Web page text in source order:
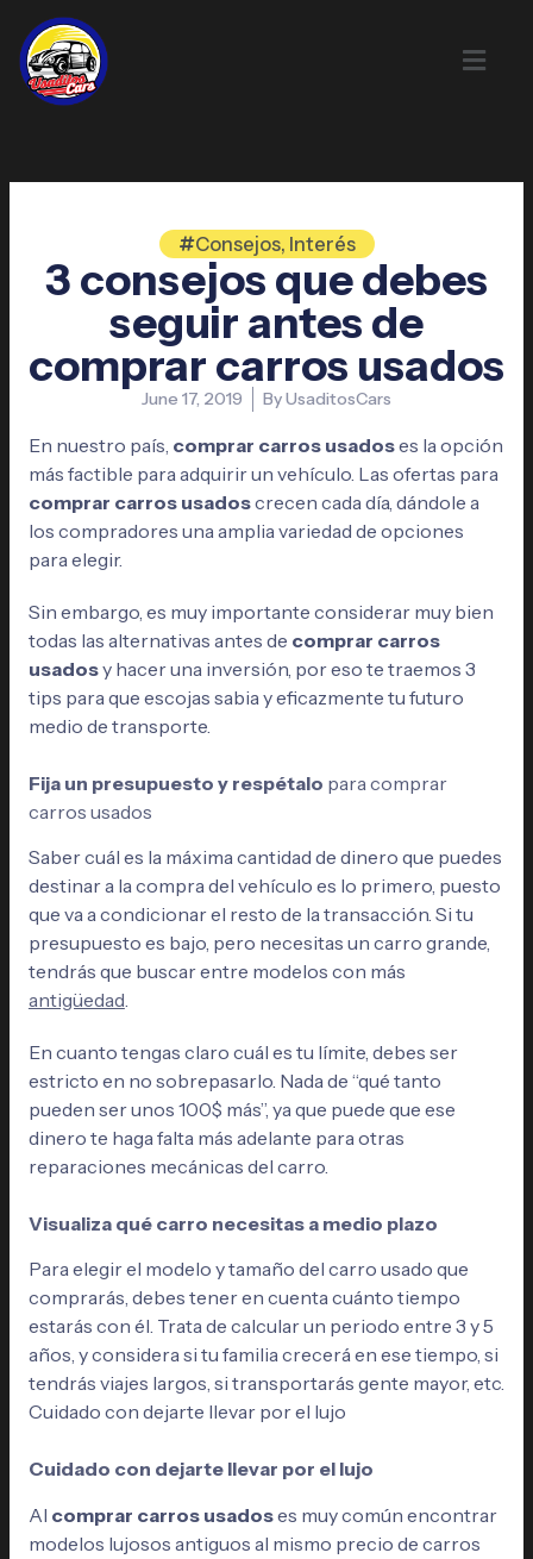
content
Consejos, Interés
3 consejos que debes
seguir antes de
comprar carros usados
June 17, 2019 ByUsaditosCars
En nuestro país, comprar carros usadoses la opción
más factible para adquirir un vehículo. Las ofertas para
comprar carros usadoscrecen cada día, dándole a
los compradores una amplia variedad de opciones
para elegir.
Sin embargo, es muy importante considerar muy bien
todas las alternativas antes de comprar carros
usadosy hacer una inversión, por eso te traemos 3
tips para que escojas sabia y eficazmente tu futuro
medio de transporte.
Fija un presupuesto y respétalo para comprar
carros usados
Saber cuál es la máxima cantidad de dinero que puedes
destinar a la compra del vehículo es lo primero, puesto
que va a condicionar el resto de la transacción. Si tu
presupuesto es bajo, pero necesitas un carro grande,
tendrás que buscar entre modelos con más
antigüedad.
En cuanto tengas claro cuál es tu límite, debes ser
estricto en no sobrepasarlo. Nada de “qué tanto
pueden ser unos 100$ más”, ya que puede que ese
dinero te haga falta más adelante para otras
reparaciones mecánicas del carro.
Visualiza qué carro necesitas a medio plazo
Para elegir el modelo y tamaño del carro usado que
comprarás, debes tener en cuenta cuánto tiempo
estarás con él. Trata de calcular un periodo entre 3 y 5
años, y considera si tu familia crecerá en ese tiempo, si
tendrás viajes largos, si transportarás gente mayor, etc.
Cuidado con dejarte llevar por el lujo
Cuidado con dejarte llevar por el lujo
Al comprar carros usadoses muy común encontrar
modelos lujosos antiguos al mismo precio de carros